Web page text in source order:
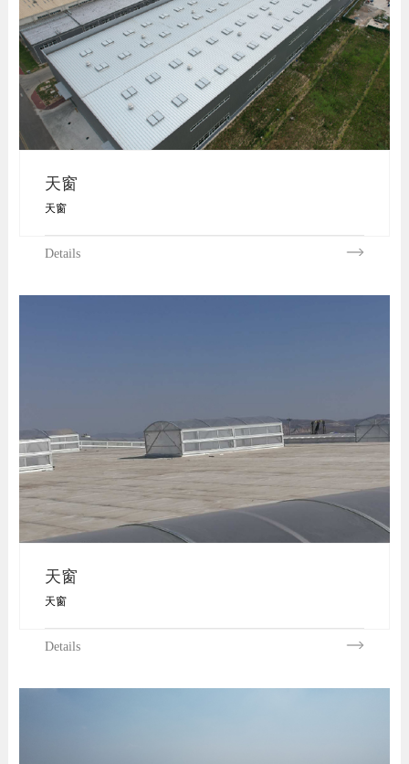
天窗
天窗
Details
天窗
天窗
Details